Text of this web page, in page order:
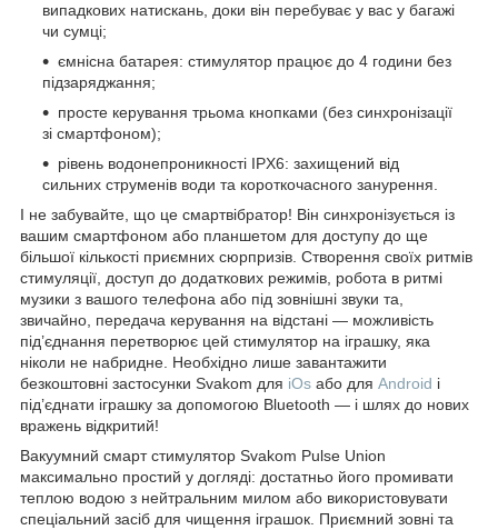
випадкових натискань, доки він перебуває у вас у багажі
чи сумці;
ємнісна батарея: стимулятор працює до 4 години без
підзаряджання;
просте керування трьома кнопками (без синхронізації
зі смартфоном);
рівень водонепроникності IPX6: захищений від
сильних струменів води та короткочасного занурення.
І не забувайте, що це смартвібратор! Він синхронізується із
вашим смартфоном або планшетом для доступу до ще
більшої кількості приємних сюрпризів. Створення своїх ритмів
стимуляції, доступ до додаткових режимів, робота в ритмі
музики з вашого телефона або під зовнішні звуки та,
звичайно, передача керування на відстані — можливість
під’єднання перетворює цей стимулятор на іграшку, яка
ніколи не набридне. Необхідно лише завантажити
безкоштовні застосунки Svakom для iOs або для Android і
під’єднати іграшку за допомогою Bluetooth — і шлях до нових
вражень відкритий!
Вакуумний смарт стимулятор Svakom Pulse Union
максимально простий у догляді: достатньо його промивати
теплою водою з нейтральним милом або використовувати
спеціальний засіб для чищення іграшок. Приємний зовні та